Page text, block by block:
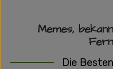
Memes,
Die